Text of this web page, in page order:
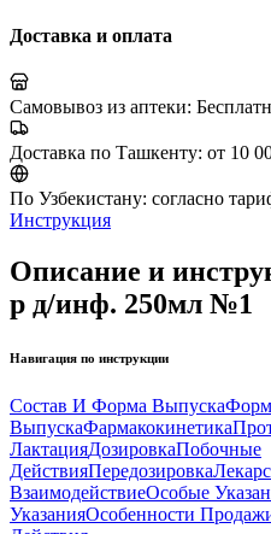
Доставка и оплата
Самовывоз из аптеки:
Доставка по Ташкенту: от 10
По Узбекистану: согласно
Инструкция
Описание и
р д/инф. 250мл №1
Навигация по инструкции
Состав И Форма Выпуска
ВыпускаФармакокинетика
ЛактацияДозировкаПобочные
ДействияПередозировка
ВзаимодействиеОсобые
УказанияОсобенности